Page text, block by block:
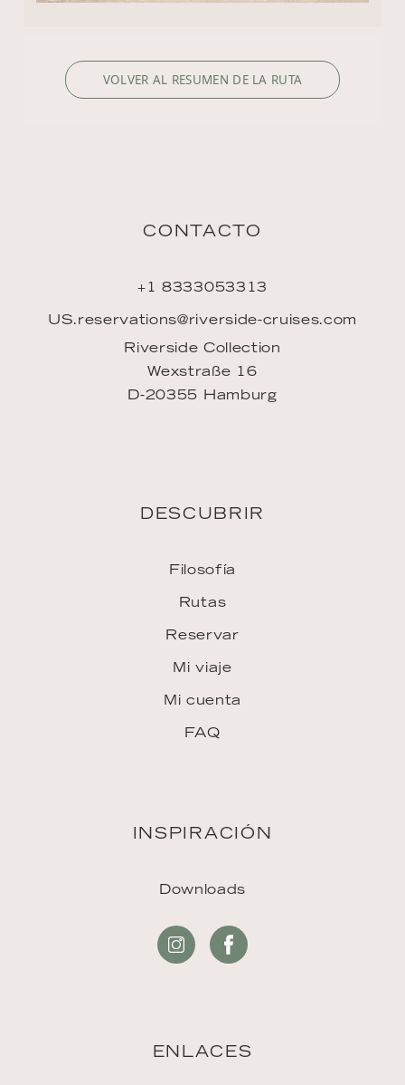
VOLVER AL RESUMEN DE LA RUTA
CONTACTO
+1 8333053313
US.reservations@riverside-cruises.com
Riverside Collection
Wexstraße 16
D-20355 Hamburg
DESCUBRIR
Filosofía
Rutas
Reservar
Mi viaje
Mi cuenta
FAQ
INSPIRACIÓN
Downloads
ENLACES